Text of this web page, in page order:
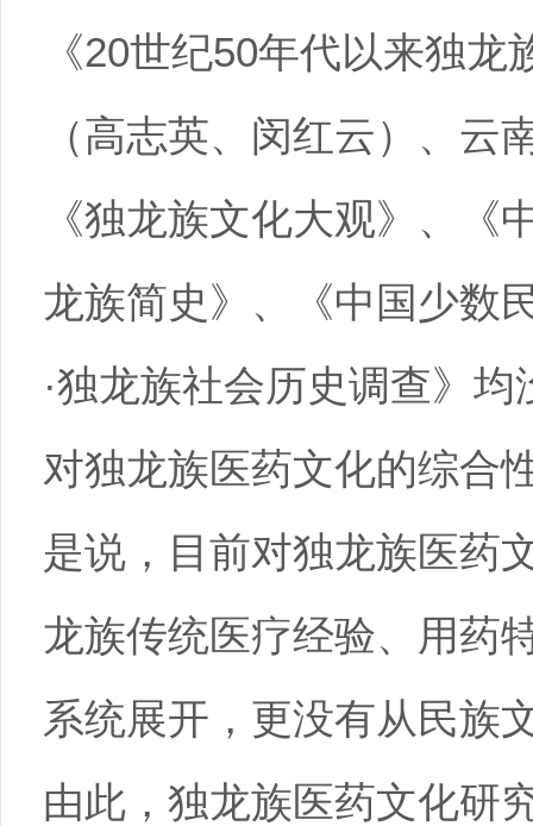
《20世纪50年代以来独
（高志英、闵红云）、云
《独龙族文化大观》、《
龙族简史》、《中国少数
·独龙族社会历史调查》
对独龙族医药文化的综合
是说，目前对独龙族医药
龙族传统医疗经验、用药
系统展开，更没有从民族
由此，独龙族医药文化研